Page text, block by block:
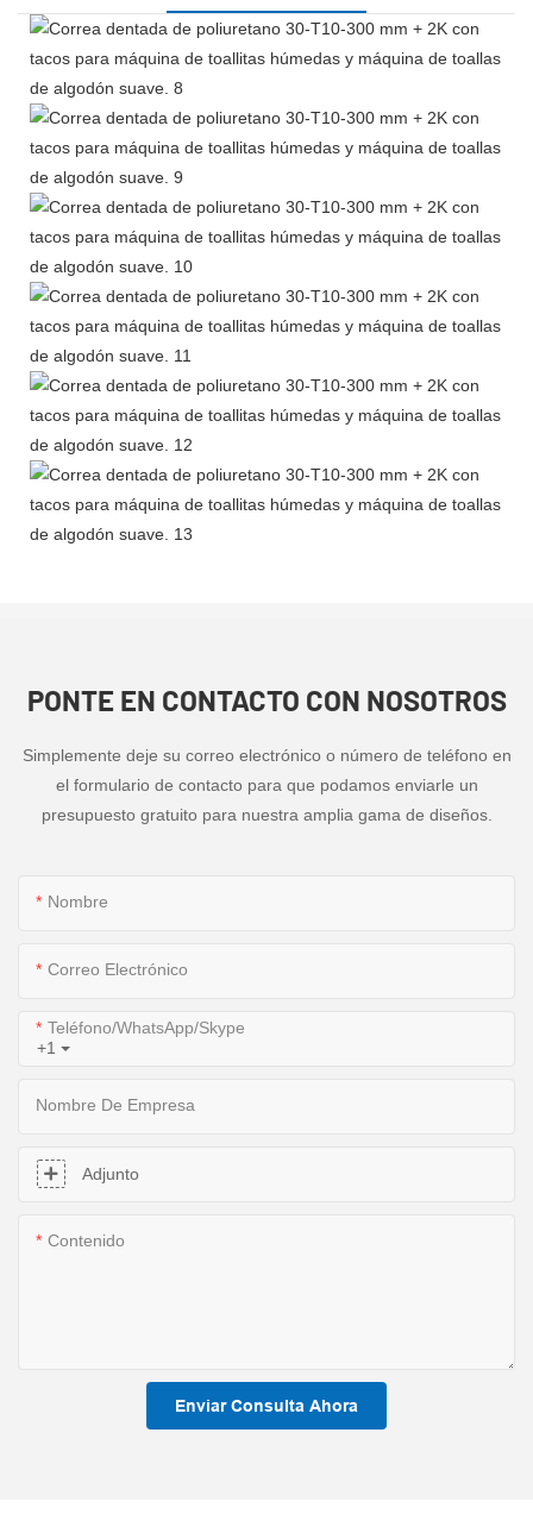
PONTE EN CONTACTO CON NOSOTROS
Simplemente deje su correo electrónico o número de teléfono en
el formulario de contacto para que podamos enviarle un
presupuesto gratuito para nuestra amplia gama de diseños.
Nombre
Correo Electrónico
+1
Teléfono/WhatsApp/Skype
Nombre De Empresa
Adjunto
Contenido
Enviar Consulta Ahora